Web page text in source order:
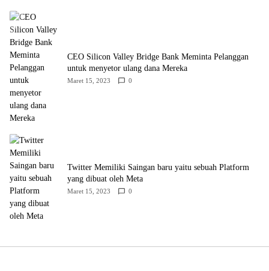
CEO Silicon Valley Bridge Bank Meminta Pelanggan
untuk menyetor ulang dana Mereka
Maret 15, 2023 0
Twitter Memiliki Saingan baru yaitu sebuah Platform
yang dibuat oleh Meta
Maret 15, 2023 0